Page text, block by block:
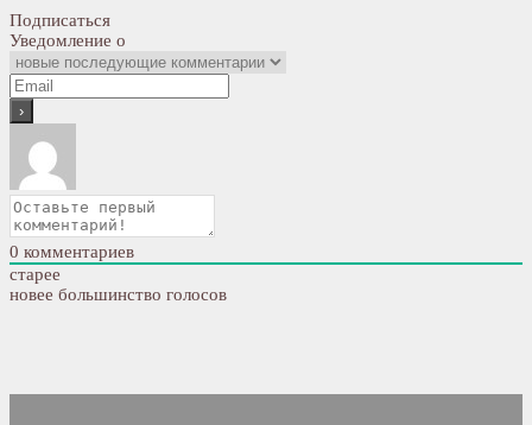
Подписаться
Уведомление о
0 комментариев
старее
новее большинство голосов